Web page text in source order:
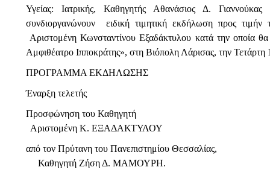
Υγείας: Ιατρικής, Καθηγητής Αθανάσιος Δ.
συνδιοργανώνουν ειδική τιμητική εκδήλωση προς
Αριστομένη Κωνσταντίνου Εξαδάκτυλου κατά την οποία
Αμφιθέατρο Ιπποκράτης», στη Βιόπολη Λάρισας, την
ΠΡΟΓΡΑΜΜΑ ΕΚΔΗΛΩΣΗΣ
Έναρξη τελετής
Προσφώνηση του Καθηγητή
Αριστομένη Κ. ΕΞΑΔΑΚΤΥΛΟΥ
από τον Πρύτανη του Πανεπιστημίου Θεσσαλίας,
Καθηγητή Ζήση Δ. ΜΑΜΟΥΡΗ.